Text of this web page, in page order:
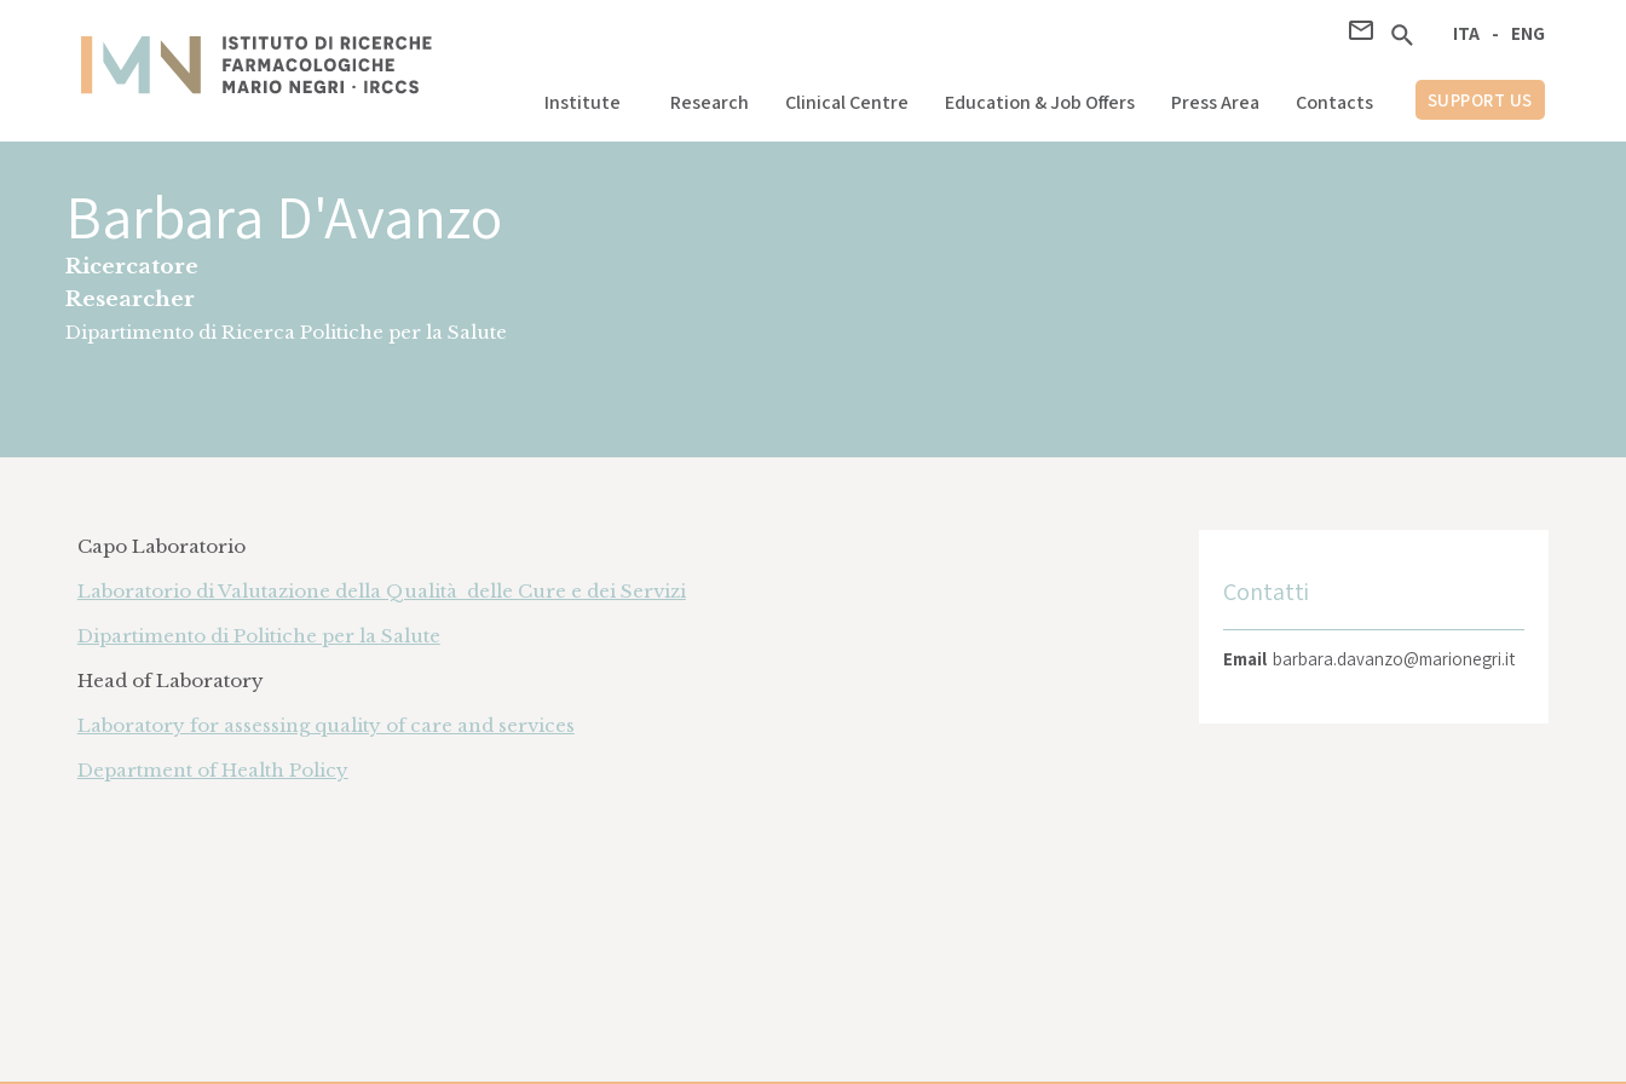
ENG
-
ITA
Centro Clinico Formazione & Posizioni aperte Magazine Area Stampa Contatti AIUTA LA RICERCA
ENG
-
ITA
Institute Research Clinical Centre Education & Job Offers Press Area Contacts SUPPORT US
Barbara D'Avanzo
Ricercatore
Researcher
Dipartimento di Ricerca Politiche per la Salute
Capo Laboratorio
Laboratorio di Valutazione della Qualità delle Cure e dei Servizi
Dipartimento di Politiche per la Salute
Head of Laboratory
Laboratory for assessing quality of care and services
Department of Health Policy
Contatti
Email barbara.davanzo@marionegri.it